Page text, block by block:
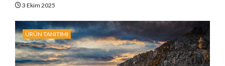
3 Ekim 2025
ÜRÜN TANITIMI